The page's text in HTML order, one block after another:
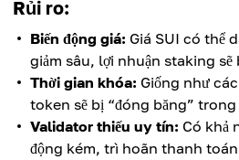
Rủi ro:
Biến động giá: Giá SUI có thể
giảm sâu, lợi nhuận staking sẽ
Thời gian khóa: Giống như
token sẽ bị “đóng băng”
Validator thiếu uy tín: Có khả
động kém, trì hoãn thanh